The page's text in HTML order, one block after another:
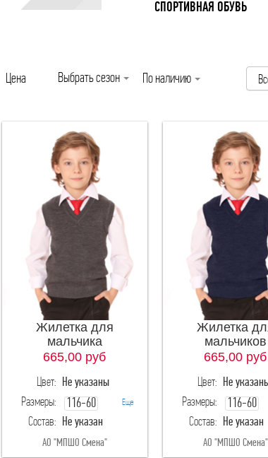
СПОРТИВНАЯ ОБУВЬ
Цена Выбрать сезон
По наличию
Жилетка для
мальчика
665,00 руб
Цвет: Не указаны
Размеры:
116-60
122-64
128-68
Еще
Состав: Не указан
АО "МПШО Смена"
Жилетка
мальчиков
665,00 руб
Цвет: Не
Размеры:
116-60
122-64
128-68
Состав: Не указан
АО "МПШО Смена"